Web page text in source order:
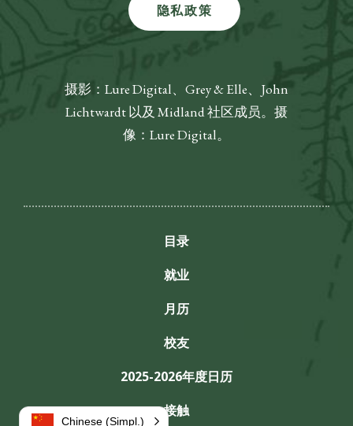
隐私政策
摄影：Lure Digital、Grey & Elle、John
Lichtwardt 以及 Midland 社区成员。摄
像：Lure Digital。
目录
就业
月历
校友
2025-2026年度日历
接触
Chinese (Simpl.)